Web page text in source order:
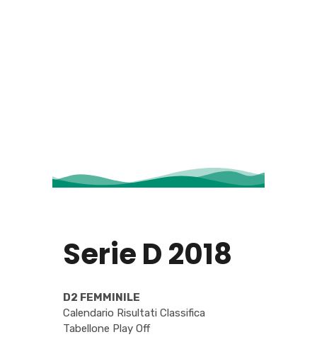
Serie D 2018
D2 FEMMINILE
Calendario Risultati Classifica
Tabellone Play Off